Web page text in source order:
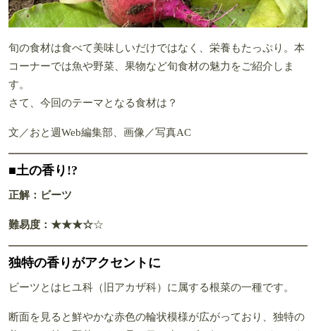
旬の食材は食べて美味しいだけではなく、栄養もたっぷり。本
コーナーでは魚や野菜、果物など旬食材の魅力をご紹介しま
す。
さて、今回のテーマとなる食材は？
文／おと週Web編集部、画像／写真AC
■土の香り!?
正解：ビーツ
難易度：★★★☆☆
独特の香りがアクセントに
ビーツとはヒユ科（旧アカザ科）に属する根菜の一種です。
断面を見ると鮮やかな赤色の輪状模様が広がっており、独特の